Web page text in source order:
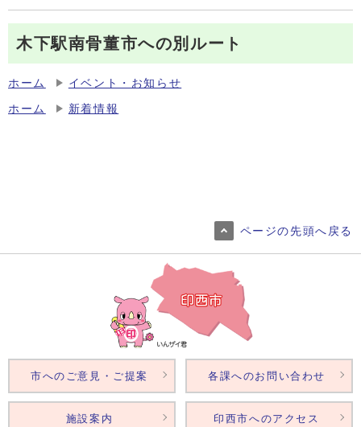
木下駅南骨董市への別ルート
ホーム イベント・お知らせ
ホーム 新着情報
ページの先頭へ戻る
市へのご意見・ご提案 各課へのお問い合わせ
施設案内 印西市へのアクセス